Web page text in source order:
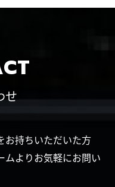
せ
お持ちいただいた方
ムよりお気軽にお問い